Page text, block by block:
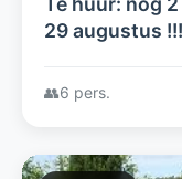
29 augustus
👥6 pers.